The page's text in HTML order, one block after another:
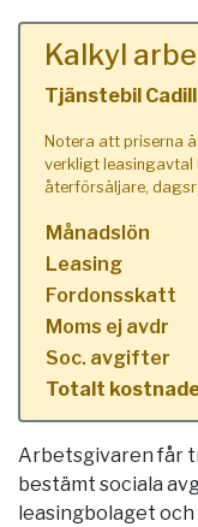
Kalkyl
Tjänstebil
Notera att priserna
verkligt leasingavtal
återförsäljare,
Månadslön
Leasing
Fordonsskatt
Moms ej avdr
Soc. avgifter
Totalt
Arbetsgivaren får
bestämt sociala
leasingbolaget